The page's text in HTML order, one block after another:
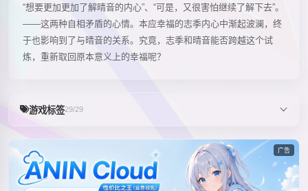
“想要更加更加了解晴音的内心”、“可是，又很害怕继续了解下去”。
——这两种自相矛盾的心情。本应幸福的志季内心中渐起波澜，终
于也影响到了与晴音的关系。究竟，志季和晴音能否跨越这个试
炼，重新取回原本意义上的幸福呢？
游戏标签29/29
广告